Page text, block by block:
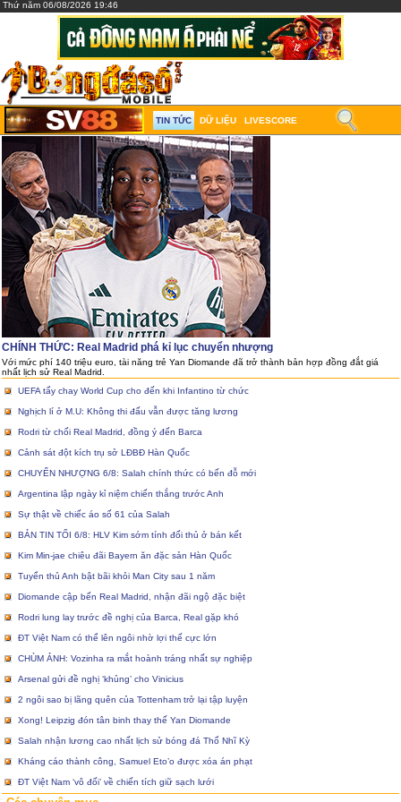
Thứ năm 06/08/2026 19:46
TIN TỨC DỮ LIỆU LIVESCORE
CHÍNH THỨC: Real Madrid phá kỉ lục chuyển nhượng
Với mức phí 140 triệu euro, tài năng trẻ Yan Diomande đã trở thành bản hợp đồng đắt giá
nhất lịch sử Real Madrid.
UEFA tẩy chay World Cup cho đến khi Infantino từ chức
Nghịch lí ở M.U: Không thi đấu vẫn được tăng lương
Rodri từ chối Real Madrid, đồng ý đến Barca
Cảnh sát đột kích trụ sở LĐBĐ Hàn Quốc
CHUYỂN NHƯỢNG 6/8: Salah chính thức có bến đỗ mới
Argentina lập ngày kỉ niệm chiến thắng trước Anh
Sự thật về chiếc áo số 61 của Salah
BẢN TIN TỐI 6/8: HLV Kim sớm tính đối thủ ở bán kết
Kim Min-jae chiêu đãi Bayern ăn đặc sản Hàn Quốc
Tuyển thủ Anh bật bãi khỏi Man City sau 1 năm
Diomande cập bến Real Madrid, nhận đãi ngộ đặc biệt
Rodri lung lay trước đề nghị của Barca, Real gặp khó
ĐT Việt Nam có thể lên ngôi nhờ lợi thế cực lớn
CHÙM ẢNH: Vozinha ra mắt hoành tráng nhất sự nghiệp
Arsenal gửi đề nghị ‘khủng’ cho Vinicius
2 ngôi sao bị lãng quên của Tottenham trở lại tập luyện
Xong! Leipzig đón tân binh thay thế Yan Diomande
Salah nhận lương cao nhất lịch sử bóng đá Thổ Nhĩ Kỳ
Kháng cáo thành công, Samuel Eto’o được xóa án phạt
ĐT Việt Nam ‘vô đối’ về chiến tích giữ sạch lưới